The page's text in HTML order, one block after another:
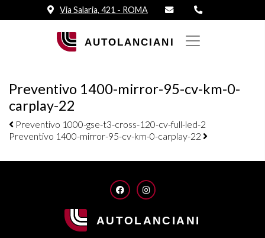
Via Salaria, 421 - ROMA
Preventivo 1400-mirror-95-cv-km-0-
carplay-22
Navigazione elementi
Preventivo 1000-gse-t3-cross-120-cv-full-led-2
Preventivo 1400-mirror-95-cv-km-0-carplay-22
FACEBOOKINSTAGRAM